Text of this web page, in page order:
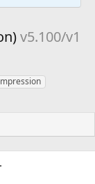
v5.100/v1